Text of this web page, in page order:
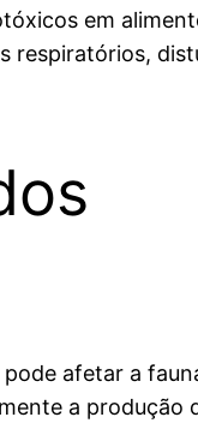
em
respiratórios,
afetar a
a produção